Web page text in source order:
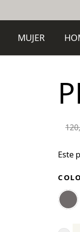
MUJER
Este